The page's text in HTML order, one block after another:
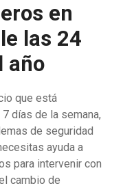
en
las 24
año
que está
días de la semana,
de seguridad
ayuda a
para intervenir con
cambio de